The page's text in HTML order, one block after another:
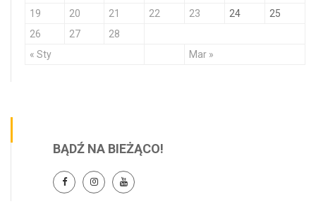
« Sty Mar »
19
20 21 22 23 24
25
26
27 28
BĄDŹ NA BIEŻĄCO!